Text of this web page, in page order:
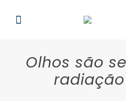
Olhos são